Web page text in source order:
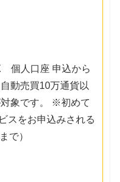
個人口座 申込から
動売買10万通貨以
象です。 ※初めて
スをお申込みされる
で）